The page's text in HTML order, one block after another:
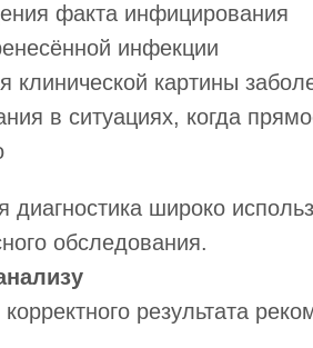
факта инфицирования
инфекции
клинической картины
в ситуациях, когда
диагностика широко
обследования.
результата